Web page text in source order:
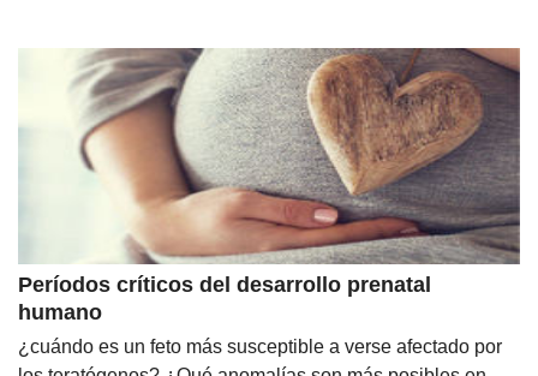
Períodos críticos del desarrollo prenatal
humano
¿cuándo es un feto más susceptible a verse afectado por